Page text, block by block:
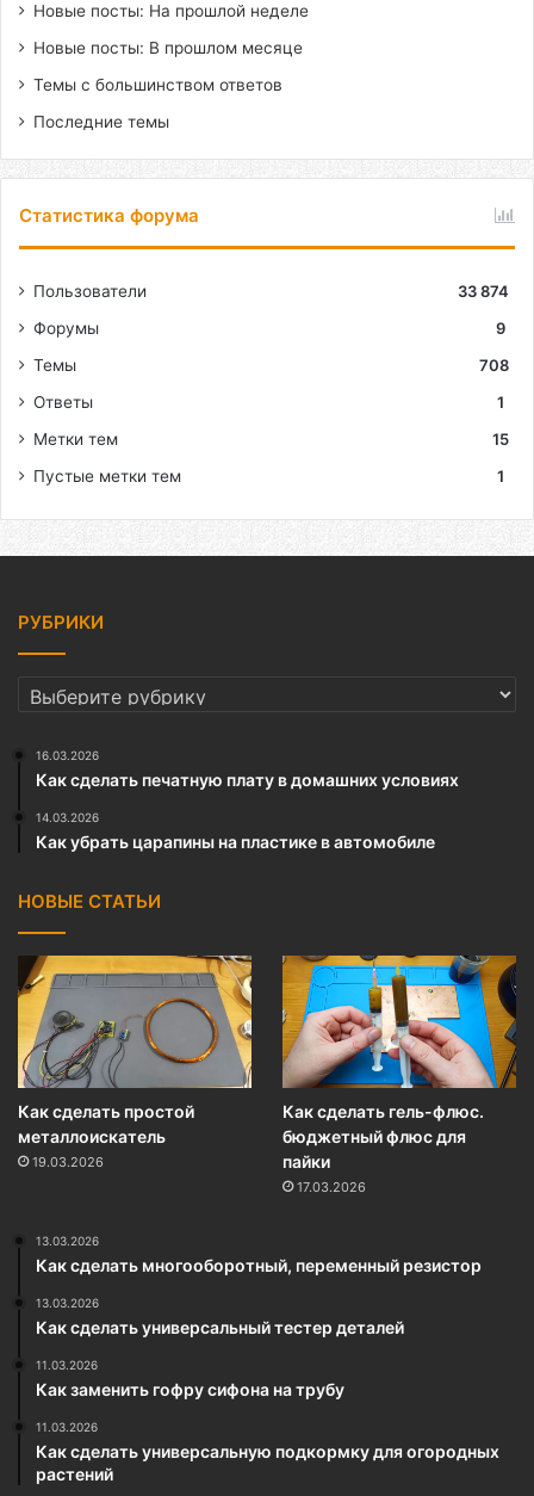
Новые посты: На прошлой неделе
Новые посты: В прошлом месяце
Темы с большинством ответов
Последние темы
Статистика форума
Пользователи
33 874
Форумы
9
Темы
708
Ответы
1
Метки тем
15
Пустые метки тем
1
РУБРИКИ
РУБРИКИ
16.03.2026
Как сделать печатную плату в домашних условиях
14.03.2026
Как убрать царапины на пластике в автомобиле
НОВЫЕ СТАТЬИ
Как сделать простой
металлоискатель
19.03.2026
Как сделать гель-флюс.
бюджетный флюс для
пайки
17.03.2026
13.03.2026
Как сделать многооборотный, переменный резистор
13.03.2026
Как сделать универсальный тестер деталей
11.03.2026
Как заменить гофру сифона на трубу
11.03.2026
Как сделать универсальную подкормку для огородных
растений